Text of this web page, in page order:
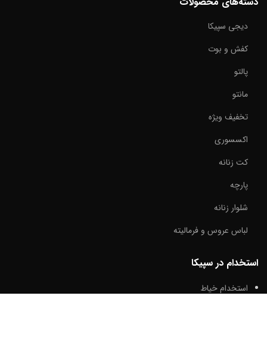
دیجی سپیکا
کفش و بوت
پالتو
مانتو
تخفیف ویژه
اکسسوری
کت زنانه
پارچه
شلوار زنانه
لباس عروس و فرمالیته
استخدام در سپیکا
استخدام خیاط